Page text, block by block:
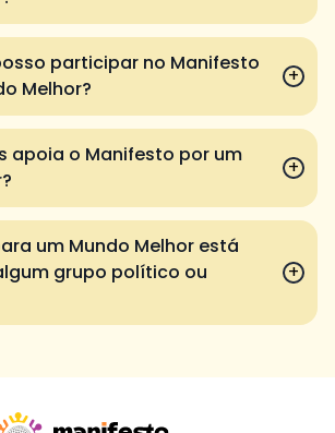
participar no Manifesto
Melhor?
+
apoia o Manifesto por um
+
um Mundo Melhor está
grupo político ou
+